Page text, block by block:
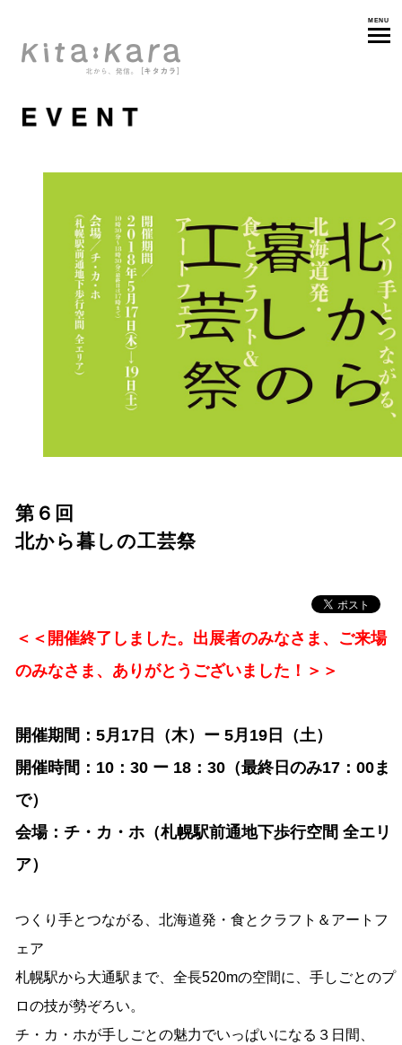
MENU
第６回
北から暮しの工芸祭
＜＜開催終了しました。出展者のみなさま、ご来場
のみなさま、ありがとうございました！＞＞
開催期間：5月17日（木）ー 5月19日（土）
開催時間：10：30 ー 18：30（最終日のみ17：00ま
で）
会場：チ・カ・ホ（札幌駅前通地下歩行空間 全エリ
ア）
つくり手とつながる、北海道発・食とクラフト＆アートフ
ェア
札幌駅から大通駅まで、全長520mの空間に、手しごとのプ
ロの技が勢ぞろい。
チ・カ・ホが手しごとの魅力でいっぱいになる３日間、